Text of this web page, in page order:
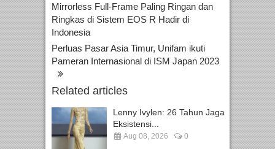
Mirrorless Full-Frame Paling Ringan dan
Ringkas di Sistem EOS R Hadir di
Indonesia
Perluas Pasar Asia Timur, Unifam ikuti
Pameran Internasional di ISM Japan 2023
Related articles
Lenny Ivylen: 26 Tahun Jaga
Eksistensi...
Aug 08, 2026 0